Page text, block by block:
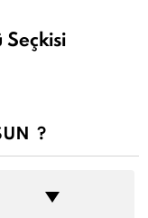
Seçkisi
?